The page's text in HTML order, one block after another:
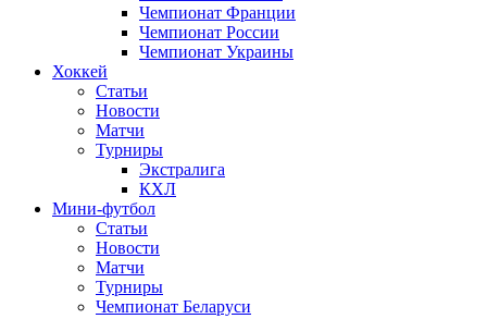
Чемпионат Франции
Чемпионат России
Чемпионат Украины
Хоккей
Статьи
Новости
Матчи
Турниры
Экстралига
КХЛ
Мини-футбол
Статьи
Новости
Матчи
Турниры
Чемпионат Беларуси